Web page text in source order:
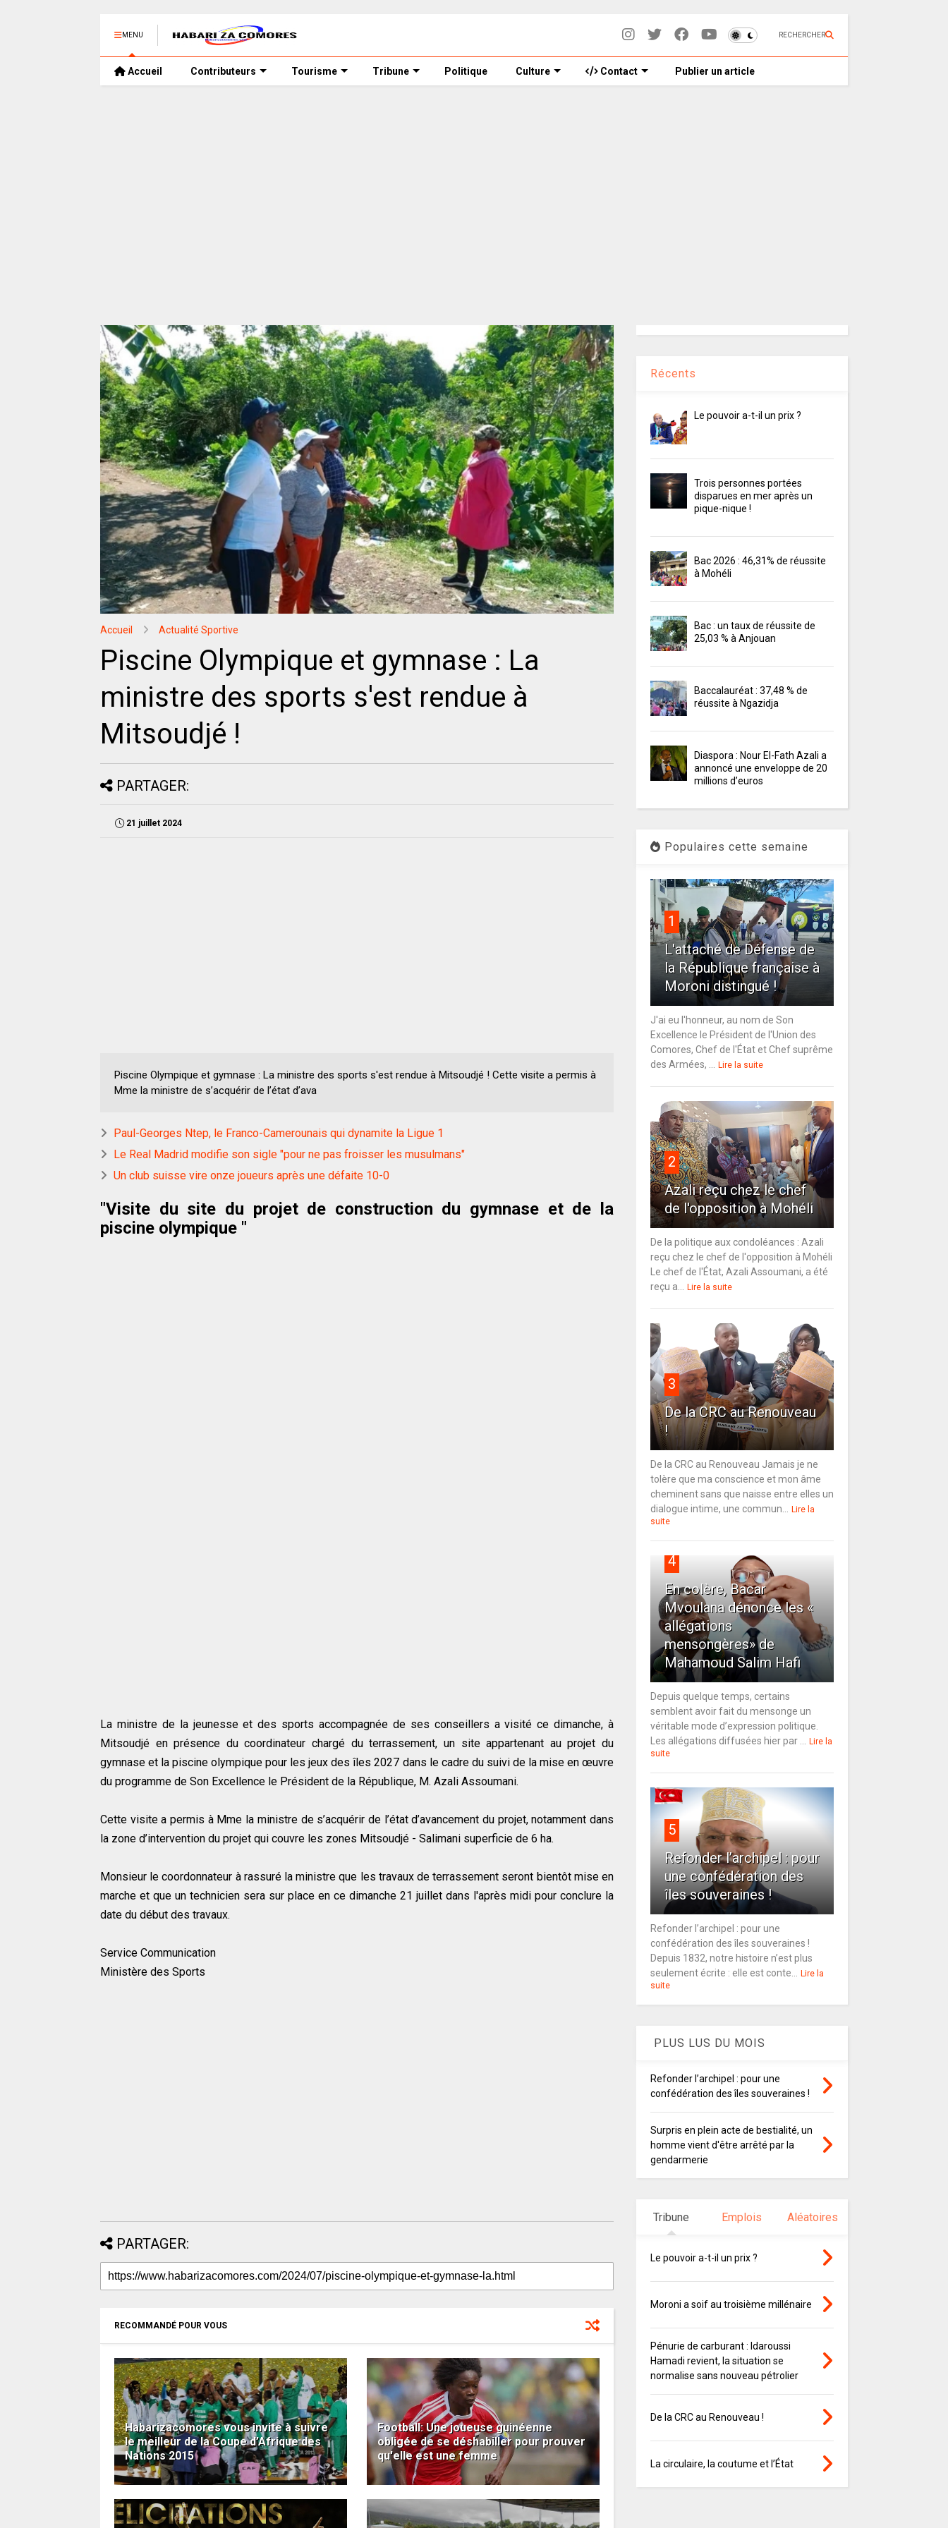
MENU RECHERCHER
Accueil Contributeurs Tourisme Tribune Politique Culture Contact Publier un article
Accueil Actualité Sportive
Piscine Olympique et gymnase : La
ministre des sports s'est rendue à
Mitsoudjé !
PARTAGER:
21 juillet 2024
Piscine Olympique et gymnase : La ministre des sports s'est rendue à Mitsoudjé ! Cette visite a permis à
Mme la ministre de s’acquérir de l’état d’ava
Paul-Georges Ntep, le Franco-Camerounais qui dynamite la Ligue 1
Le Real Madrid modifie son sigle "pour ne pas froisser les musulmans"
Un club suisse vire onze joueurs après une défaite 10-0
"Visite du site du projet de construction du gymnase et de la
piscine olympique "
La ministre de la jeunesse et des sports accompagnée de ses conseillers a visité ce dimanche, à
Mitsoudjé en présence du coordinateur chargé du terrassement, un site appartenant au projet du
gymnase et la piscine olympique pour les jeux des îles 2027 dans le cadre du suivi de la mise en œuvre
du programme de Son Excellence le Président de la République, M. Azali Assoumani.
Cette visite a permis à Mme la ministre de s’acquérir de l’état d’avancement du projet, notamment dans
la zone d’intervention du projet qui couvre les zones Mitsoudjé - Salimani superficie de 6 ha.
Monsieur le coordonnateur à rassuré la ministre que les travaux de terrassement seront bientôt mise en
marche et que un technicien sera sur place en ce dimanche 21 juillet dans l'après midi pour conclure la
date du début des travaux.
Service Communication
Ministère des Sports
PARTAGER:
RECOMMANDÉ POUR VOUS
Habarizacomores vous invite à suivre
le meilleur de la Coupe d’Afrique des
Nations 2015
Football: Une joueuse guinéenne
obligée de se déshabiller pour prouver
qu'elle est une femme
Récents
Le pouvoir a-t-il un prix ?
Trois personnes portées
disparues en mer après un
pique-nique !
Bac 2026 : 46,31% de réussite
à Mohéli
Bac : un taux de réussite de
25,03 % à Anjouan
Baccalauréat : 37,48 % de
réussite à Ngazidja
Diaspora : Nour El-Fath Azali a
annoncé une enveloppe de 20
millions d’euros
Populaires cette semaine
1
L'attaché de Défense de
la République française à
Moroni distingué !
J'ai eu l'honneur, au nom de Son
Excellence le Président de l'Union des
Comores, Chef de l'État et Chef suprême
des Armées, ...
Lire la suite
2
Azali reçu chez le chef
de l'opposition à Mohéli
De la politique aux condoléances : Azali
reçu chez le chef de l'opposition à Mohéli
Le chef de l'État, Azali Assoumani, a été
reçu a...
Lire la suite
3
De la CRC au Renouveau
!
De la CRC au Renouveau Jamais je ne
tolère que ma conscience et mon âme
cheminent sans que naisse entre elles un
dialogue intime, une commun...
Lire la
suite
4
En colère, Bacar
Mvoulana dénonce les «
allégations
mensongères» de
Mahamoud Salim Hafi
Depuis quelque temps, certains
semblent avoir fait du mensonge un
véritable mode d’expression politique.
Les allégations diffusées hier par ...
Lire la
suite
5
Refonder l’archipel : pour
une confédération des
îles souveraines !
Refonder l’archipel : pour une
confédération des îles souveraines !
Depuis 1832, notre histoire n’est plus
seulement écrite : elle est conte...
Lire la
suite
PLUS LUS DU MOIS
Refonder l’archipel : pour une
confédération des îles souveraines !
Surpris en plein acte de bestialité, un
homme vient d'être arrêté par la
gendarmerie
Tribune Emplois Aléatoires
Le pouvoir a-t-il un prix ?
Moroni a soif au troisième millénaire
Pénurie de carburant : Idaroussi
Hamadi revient, la situation se
normalise sans nouveau pétrolier
De la CRC au Renouveau !
La circulaire, la coutume et l’État